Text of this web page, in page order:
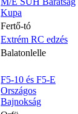
Kupa
Fertő-tó
Extrém RC edzés
Balatonlelle
F5-10 és F5-E
Országos
Bajnokság